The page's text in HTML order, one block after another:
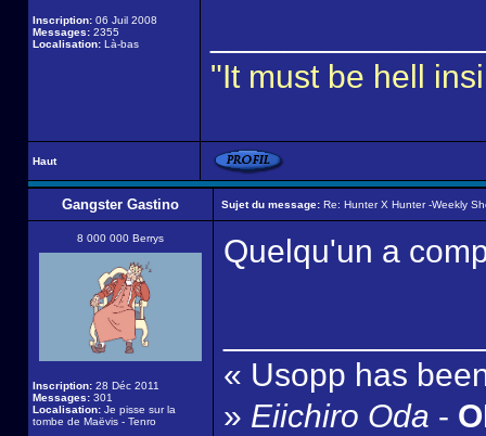
Inscription: 06 Juil 2008
Messages: 2355
Localisation: Là-bas
"It must be hell
Haut
Gangster Gastino Sujet du message: Re: Hunter X Hunter -Weekly
8 000 000 Berrys
Inscription: 28 Déc 2011
Messages: 301
Localisation: Je pisse sur la
tombe de Maëvis - Tenro
Quelqu'un a
« Usopp has
» Eiichiro Oda -